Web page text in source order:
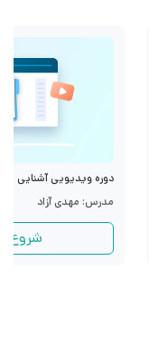
دوره ویدیویی آشنایی با
مدرس: مهدی آزاد
شروع